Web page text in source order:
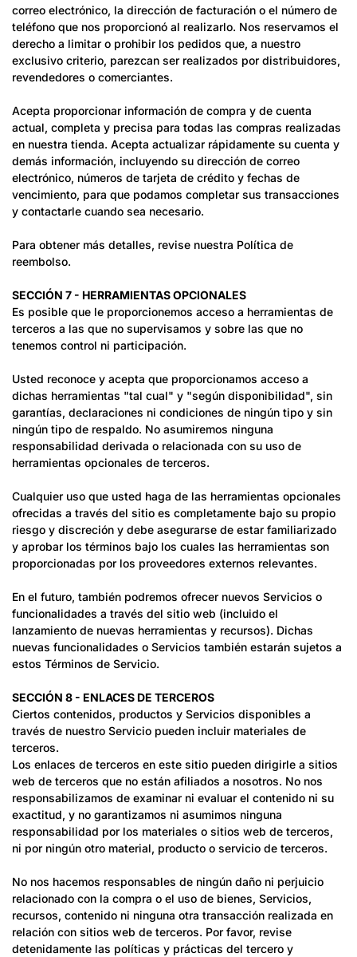
correo electrónico, la dirección de facturación o el número de
teléfono que nos proporcionó al realizarlo. Nos reservamos el
derecho a limitar o prohibir los pedidos que, a nuestro
exclusivo criterio, parezcan ser realizados por distribuidores,
revendedores o comerciantes.
Acepta proporcionar información de compra y de cuenta
actual, completa y precisa para todas las compras realizadas
en nuestra tienda. Acepta actualizar rápidamente su cuenta y
demás información, incluyendo su dirección de correo
electrónico, números de tarjeta de crédito y fechas de
vencimiento, para que podamos completar sus transacciones
y contactarle cuando sea necesario.
Para obtener más detalles, revise nuestra Política de
reembolso.
SECCIÓN 7 - HERRAMIENTAS OPCIONALES
Es posible que le proporcionemos acceso a herramientas de
terceros a las que no supervisamos y sobre las que no
tenemos control ni participación.
Usted reconoce y acepta que proporcionamos acceso a
dichas herramientas "tal cual" y "según disponibilidad", sin
garantías, declaraciones ni condiciones de ningún tipo y sin
ningún tipo de respaldo. No asumiremos ninguna
responsabilidad derivada o relacionada con su uso de
herramientas opcionales de terceros.
Cualquier uso que usted haga de las herramientas opcionales
ofrecidas a través del sitio es completamente bajo su propio
riesgo y discreción y debe asegurarse de estar familiarizado
y aprobar los términos bajo los cuales las herramientas son
proporcionadas por los proveedores externos relevantes.
En el futuro, también podremos ofrecer nuevos Servicios o
funcionalidades a través del sitio web (incluido el
lanzamiento de nuevas herramientas y recursos). Dichas
nuevas funcionalidades o Servicios también estarán sujetos a
estos Términos de Servicio.
SECCIÓN 8 - ENLACES DE TERCEROS
Ciertos contenidos, productos y Servicios disponibles a
través de nuestro Servicio pueden incluir materiales de
terceros.
Los enlaces de terceros en este sitio pueden dirigirle a sitios
web de terceros que no están afiliados a nosotros. No nos
responsabilizamos de examinar ni evaluar el contenido ni su
exactitud, y no garantizamos ni asumimos ninguna
responsabilidad por los materiales o sitios web de terceros,
ni por ningún otro material, producto o servicio de terceros.
No nos hacemos responsables de ningún daño ni perjuicio
relacionado con la compra o el uso de bienes, Servicios,
recursos, contenido ni ninguna otra transacción realizada en
relación con sitios web de terceros. Por favor, revise
detenidamente las políticas y prácticas del tercero y